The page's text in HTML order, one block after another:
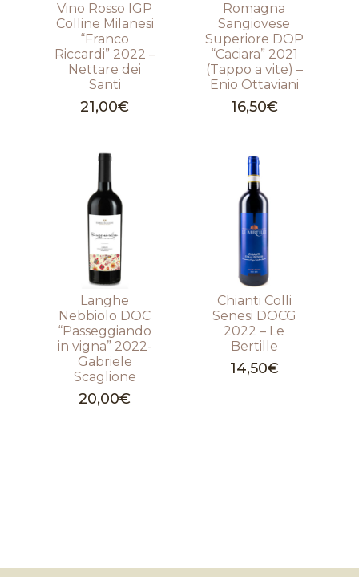
Vino Rosso IGP
Colline Milanesi
“Franco
Riccardi” 2022 –
Nettare dei
Santi
21,00€
Romagna
Sangiovese
Superiore DOP
“Caciara” 2021
(Tappo a vite) –
Enio Ottaviani
16,50€
Langhe
Nebbiolo DOC
“Passeggiando
in vigna” 2022-
Gabriele
Scaglione
20,00€
Chianti Colli
Senesi DOCG
2022 – Le
Bertille
14,50€